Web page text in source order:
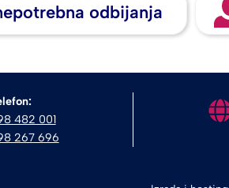
odbijanja
482 001
267 696